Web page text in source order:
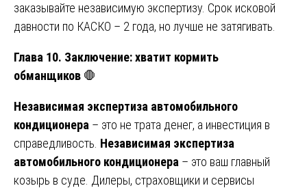
заказывайте независимую экспертизу. Срок исковой
давности по КАСКО – 2 года, но лучше не затягивать.
Глава 10. Заключение: хватит кормить
обманщиков 🛑
Независимая экспертиза автомобильного
кондиционера – это не трата денег, а инвестиция в
справедливость. Независимая экспертиза
автомобильного кондиционера – это ваш главный
козырь в суде. Дилеры, страховщики и сервисы